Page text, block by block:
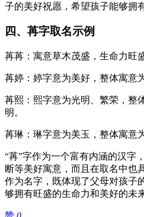
子的美好祝愿，希望孩子能够拥
四、苒字取名示例
苒苒：寓意草木茂盛，生命力旺盛
苒婷：婷字意为美好，整体寓意
苒熙：熙字意为光明、繁荣，整
明。
苒琳：琳字意为美玉，整体寓意
“苒”字作为一个富有内涵的汉字
断等美好寓意，而且在取名中也
作为名字，既体现了父母对孩子
够拥有旺盛的生命力和美好的未来